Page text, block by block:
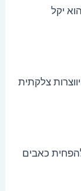
יקל
צלקתית
כאבים